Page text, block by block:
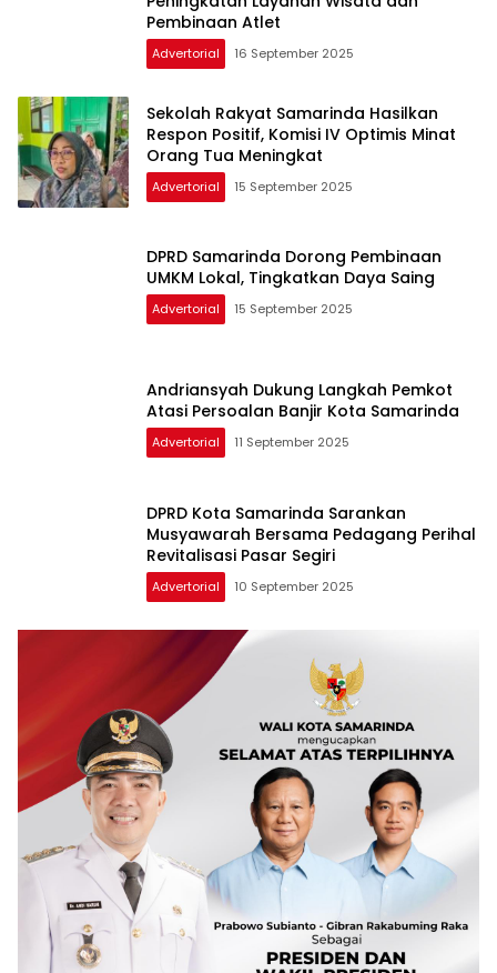
Pembinaan Atlet
Advertorial 16 September 2025
Sekolah Rakyat Samarinda Hasilkan
Respon Positif, Komisi IV Optimis Minat
Orang Tua Meningkat
Advertorial 15 September 2025
DPRD Samarinda Dorong Pembinaan
UMKM Lokal, Tingkatkan Daya Saing
Advertorial 15 September 2025
Andriansyah Dukung Langkah Pemkot
Atasi Persoalan Banjir Kota Samarinda
Advertorial 11 September 2025
DPRD Kota Samarinda Sarankan
Musyawarah Bersama Pedagang Perihal
Revitalisasi Pasar Segiri
Advertorial 10 September 2025